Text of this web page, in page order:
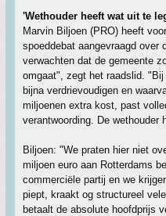
'Wethouder heeft wat uit te
Marvin Biljoen (PRO) heeft
spoeddebat aangevraagd over
verwachten dat de gemeente
omgaat", zegt het raadslid.
bijna verdrievoudigen en
miljoenen extra kost, past
verantwoording. De wethouder
Biljoen: "We praten hier niet
miljoen euro aan Rotterdams
commerciële partij en we
piept, kraakt og structureel
betaalt de absolute hoofdprijs